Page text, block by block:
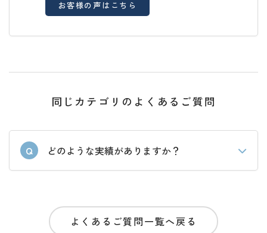
お客様の声はこちら
同じカテゴリのよくあるご質問
Q どのような実績がありますか？
よくあるご質問一覧へ戻る